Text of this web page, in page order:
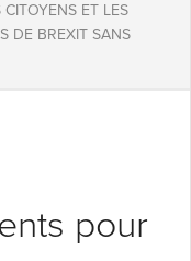
ET LES
DE BREXIT SANS
pour